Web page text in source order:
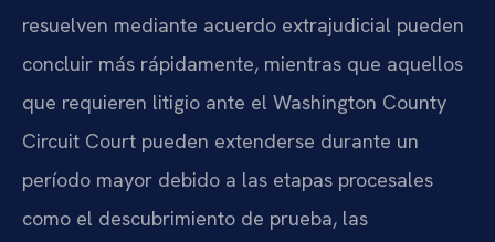
resuelven mediante acuerdo extrajudicial pueden
concluir más rápidamente, mientras que aquellos
que requieren litigio ante el Washington County
Circuit Court pueden extenderse durante un
período mayor debido a las etapas procesales
como el descubrimiento de prueba, las